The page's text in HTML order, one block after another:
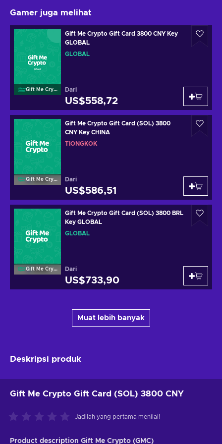
Gamer juga melihat
Gift Me Crypto
Gift Me Crypto Gift Card 3800 CNY Key
GLOBAL
GLOBAL
Dari
US$558,72
Gift Me Crypto
Gift Me Crypto Gift Card (SOL) 3800
CNY Key CHINA
TIONGKOK
Dari
US$586,51
Gift Me Crypto
Gift Me Crypto Gift Card (SOL) 3800 BRL
Key GLOBAL
GLOBAL
Dari
US$733,90
Muat lebih banyak
Deskripsi produk
Gift Me Crypto Gift Card (SOL) 3800 CNY
Jadilah yang pertama menilai!
Product description Gift Me Crypto (GMC)